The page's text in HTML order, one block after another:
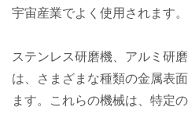
宇宙産業でよく使用されます。
ステンレス研磨機、アルミ研
は、さまざまな種類の金属表
ます。これらの機械は、特定